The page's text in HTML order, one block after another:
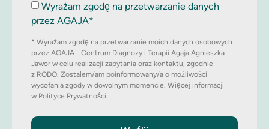
Wyrażam zgodę na przetwarzanie danych
przez AGAJA*
* Wyrażam zgodę na przetwarzanie moich danych osobowych
przez AGAJA - Centrum Diagnozy i Terapii Agaja Agnieszka
Jawor w celu realizacji zapytania oraz kontaktu, zgodnie
z RODO. Zostałem/am poinformowany/a o możliwości
wycofania zgody w dowolnym momencie. Więcej informacji
w Polityce Prywatności.